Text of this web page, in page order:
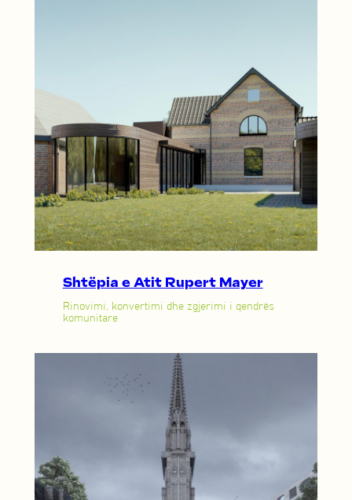
Shtëpia e Atit Rupert Mayer
Rinovimi, konvertimi dhe zgjerimi i qendrës
komunitare